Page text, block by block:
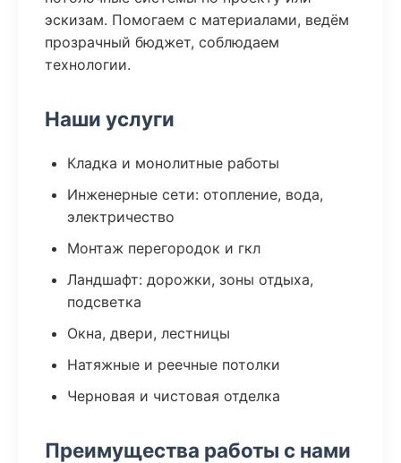
эскизам. Помогаем с материалами, ведём
прозрачный бюджет, соблюдаем
технологии.
Наши услуги
Кладка и монолитные работы
Инженерные сети: отопление, вода,
электричество
Монтаж перегородок и гкл
Ландшафт: дорожки, зоны отдыха,
подсветка
Окна, двери, лестницы
Натяжные и реечные потолки
Черновая и чистовая отделка
Преимущества работы с нами